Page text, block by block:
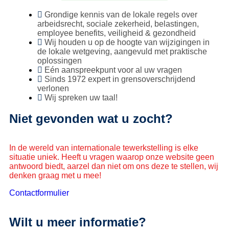
Grondige kennis van de lokale regels over
arbeidsrecht, sociale zekerheid, belastingen,
employee benefits, veiligheid & gezondheid
Wij houden u op de hoogte van wijzigingen in
de lokale wetgeving, aangevuld met praktische
oplossingen
Eén aanspreekpunt voor al uw vragen
Sinds 1972 expert in grensoverschrijdend
verlonen
Wij spreken uw taal!
Wilt u meer informatie?
Niet gevonden wat u zocht?
In de wereld van internationale tewerkstelling is elke
situatie uniek. Heeft u vragen waarop onze website geen
antwoord biedt, aarzel dan niet om ons deze te stellen, wij
denken graag met u mee!
Contactformulier